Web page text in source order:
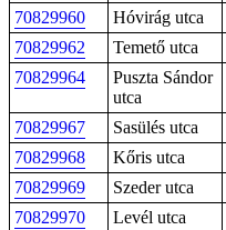
70829960
Hóvirág utca
70829962
Temető utca
70829964
Puszta Sándor
utca
70829967 Sasülés utca
70829968
Kőris utca
70829969
Szeder utca
70829970
Levél utca